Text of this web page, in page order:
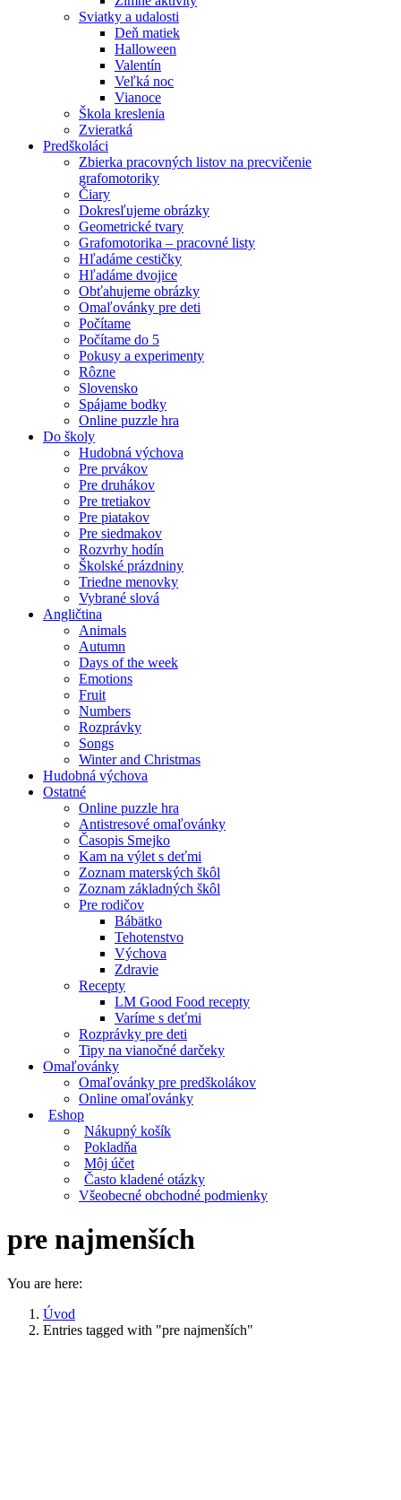
Sviatky a udalosti
Deň matiek
Halloween
Valentín
Veľká noc
Vianoce
Škola kreslenia
Zvieratká
Predškoláci
Zbierka pracovných listov na precvičenie
grafomotoriky
Čiary
Dokresľujeme obrázky
Geometrické tvary
Grafomotorika – pracovné listy
Hľadáme cestičky
Hľadáme dvojice
Obťahujeme obrázky
Omaľovánky pre deti
Počítame
Počítame do 5
Pokusy a experimenty
Rôzne
Slovensko
Spájame bodky
Online puzzle hra
Do školy
Hudobná výchova
Pre prvákov
Pre druhákov
Pre tretiakov
Pre piatakov
Pre siedmakov
Rozvrhy hodín
Školské prázdniny
Triedne menovky
Vybrané slová
Angličtina
Animals
Autumn
Days of the week
Emotions
Fruit
Numbers
Rozprávky
Songs
Winter and Christmas
Hudobná výchova
Ostatné
Online puzzle hra
Antistresové omaľovánky
Časopis Smejko
Kam na výlet s deťmi
Zoznam materských škôl
Zoznam základných škôl
Pre rodičov
Bábätko
Tehotenstvo
Výchova
Zdravie
Recepty
LM Good Food recepty
Varíme s deťmi
Rozprávky pre deti
Tipy na vianočné darčeky
Omaľovánky
Omaľovánky pre predškolákov
Online omaľovánky
Eshop
Nákupný košík
Pokladňa
Môj účet
Často kladené otázky
Všeobecné obchodné podmienky
pre najmenších
You are here:
Úvod
Entries tagged with "pre najmenších"